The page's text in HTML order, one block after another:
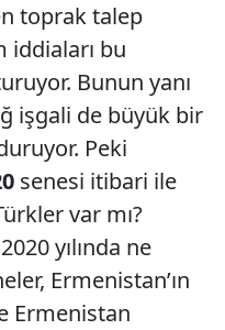
toprak talep
iddiaları bu
Bunun yanı
işgali de büyük bir
Peki
senesi itibari ile
var mı?
yılında ne
Ermenistan’ın
Ermenistan